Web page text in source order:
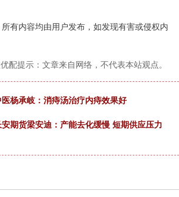
有内容均由用户发布，如发现有害或侵权内
配提示：文章来自网络，不代表本站观点。
杨承岐：消痔汤治疗内痔效果好
期货梁安迪：产能去化缓慢 短期供应压力